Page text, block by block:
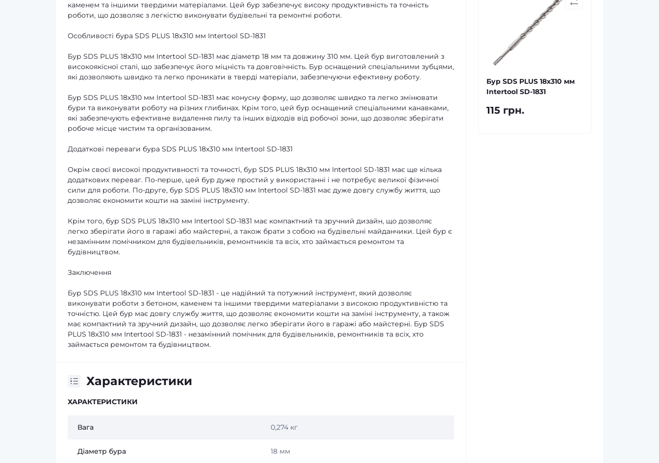
каменем та іншими твердими матеріалами. Цей бур забезпечує високу продуктивність та точність
роботи, що дозволяє з легкістю виконувати будівельні та ремонтні роботи.
Особливості бура SDS PLUS 18x310 мм Intertool SD-1831
Бур SDS PLUS 18x310 мм Intertool SD-1831 має діаметр 18 мм та довжину 310 мм. Цей бур виготовлений з
високоякісної сталі, що забезпечує його міцність та довговічність. Бур оснащений спеціальними зубцями,
які дозволяють швидко та легко проникати в тверді матеріали, забезпечуючи ефективну роботу.
Бур SDS PLUS 18x310 мм Intertool SD-1831 має конусну форму, що дозволяє швидко та легко змінювати
бури та виконувати роботу на різних глибинах. Крім того, цей бур оснащений спеціальними канавками,
які забезпечують ефективне видалення пилу та інших відходів від робочої зони, що дозволяє зберігати
робоче місце чистим та організованим.
Додаткові переваги бура SDS PLUS 18x310 мм Intertool SD-1831
Окрім своєї високої продуктивності та точності, бур SDS PLUS 18x310 мм Intertool SD-1831 має ще кілька
додаткових переваг. По-перше, цей бур дуже простий у використанні і не потребує великої фізичної
сили для роботи. По-друге, бур SDS PLUS 18x310 мм Intertool SD-1831 має дуже довгу службу життя, що
дозволяє економити кошти на заміні інструменту.
Крім того, бур SDS PLUS 18x310 мм Intertool SD-1831 має компактний та зручний дизайн, що дозволяє
легко зберігати його в гаражі або майстерні, а також брати з собою на будівельні майданчики. Цей бур є
незамінним помічником для будівельників, ремонтників та всіх, хто займається ремонтом та
будівництвом.
Заключення
Бур SDS PLUS 18x310 мм Intertool SD-1831 - це надійний та потужний інструмент, який дозволяє
виконувати роботи з бетоном, каменем та іншими твердими матеріалами з високою продуктивністю та
точністю. Цей бур має довгу службу життя, що дозволяє економити кошти на заміні інструменту, а також
має компактний та зручний дизайн, що дозволяє легко зберігати його в гаражі або майстерні. Бур SDS
PLUS 18x310 мм Intertool SD-1831 - незамінний помічник для будівельників, ремонтників та всіх, хто
займається ремонтом та будівництвом.
Характеристики
ХАРАКТЕРИСТИКИ
Вага 0,274 кг
Діаметр бура 18 мм
Бур SDS PLUS 18x310 мм
Intertool SD-1831
115 грн.